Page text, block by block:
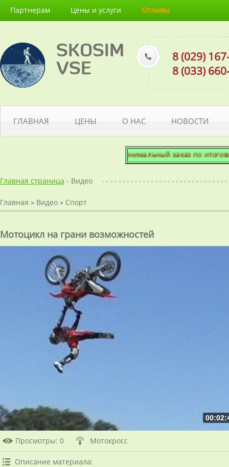
Партнерам Цены и услуги Отзывы
SKOSIM
VSE
8 (029)
8 (033)
ГЛАВНАЯ ЦЕНЫ О НАС НОВОСТИ
Минимальный заказ по
Главная страница - Видео
Главная » Видео » Спорт
Мотоцикл на грани возможностей
Просмотры: 0 Мотокросс
Описание материала: